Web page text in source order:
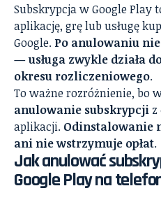
Subskrypcja w Google Play
aplikację, grę lub usługę
Google. Po anulowaniu
— usługa zwykle działa
okresu rozliczeniowego.
To ważne rozróżnienie,
anulowanie subskrypcji
aplikacji. Odinstalowanie
ani nie wstrzymuje opłat.
Jak anulować
Google Play na